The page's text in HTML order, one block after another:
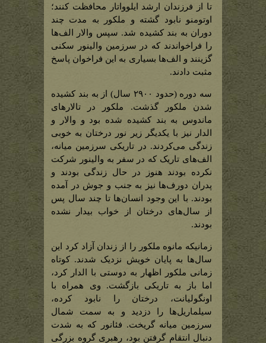
تا از فرزندان ارشد ایلوواتار محافظت کنند؛
اوتومنو نابود گشته و ملکور به مدت چند
دوران به بند کشیده شد. سپس والار الف‌ها
را فراخواندند که در سرزمین والینور سکنی
گزینند و الف‌ها بسیاری به این فراخوان پاسخ
مثبت دادند.
سه دوره (حدود ۲۹۰۰ سال) از به بند کشیده
شدن ملکور گذشت. ملکور در تالارهای
ماندوس به بند کشیده شده بود و والار و
الدار نیز با یکدیگر زیر نور درختان به خوبی
زندگی می‌کردند. در تاریکی سرزمین میانه،
الف‌های تاریک که در سفر به والینور شرکت
نکرده بودند هنوز در حال زندگی بودند و
پدران دورف‌ها نیز به جنب و جوش در آمده
بودند. با این وجود انسان‌ها تا چند سال پس
از سال‌های درختان از خواب بیدار نشده
بودند.
زمانیکه مانوه ملکور را از زندان آزاد کرد این
سال‌ها به پایان خویش نزدیک شدند. کوتاه
زمانی ملکور اظهار به دوستی با الدار کرد،
اما باز به تاریکی بازگشت. وی همراه با
اونگولیانت، درختان را نابود کرده،
سیلماریل‌ها را دزدید و به سمت شمال
سرزمین میانه گریخت. فئانور که به شدت
دنبال انتقام گرفتن بود، رهبری گروه بزرگی